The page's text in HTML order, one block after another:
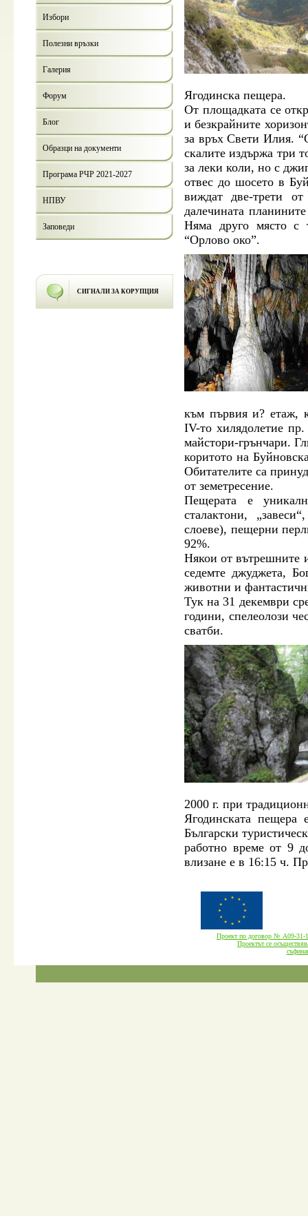
Избори
Полезни връзки
Галерия
Форум
Блог
Образци на документи
Програма РЧР 2021-2027
НПВУ
Заповеди
СИГНАЛИ ЗА КОРУПЦИЯ
Ягодинска пещера.
От площадката се
и безкрайните
за връх Свети Илия.
скалите издържа три
за леки коли, но с
отвес до шосето в
виждат две-трети
далечината
Няма друго място с
“Орлово око”.
към първия и? етаж,
IV-то хилядолетие
майстори-грънчари.
коритото на
Обитателите са
от земетресение.
Пещерата е
сталактони,
слоеве), пещерни
92%.
Някои от вътрешните
седемте джуджета,
животни и
Тук на 31 декември
години, спелеолози
сватби.
2000 г. при
Ягодинската пещера
Български
работно време от 9
влизане е в 16:15 ч.
Проект по договор № А09-
Проектът се